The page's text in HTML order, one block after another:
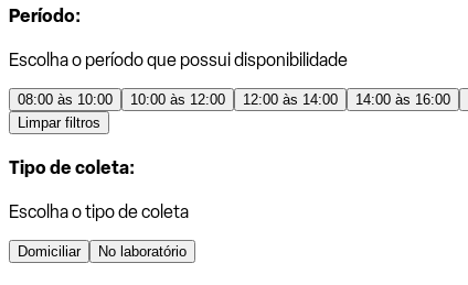
Período:
Escolha o período que possui disponibilidade
08:00 às 10:00 10:00 às 12:00 12:00 às 14:00 14:00 às 16:00
Limpar filtros
Tipo de coleta:
Escolha o tipo de coleta
Domiciliar No laboratório